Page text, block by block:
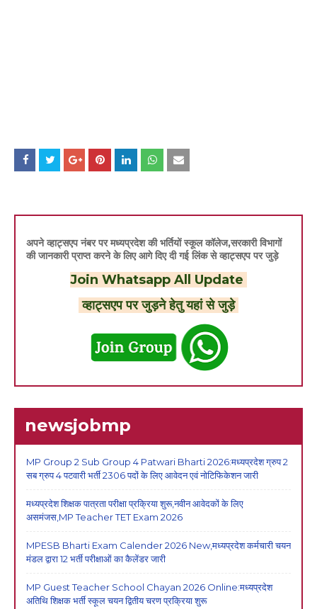
अपने व्हाट्सएप नंबर पर मध्यप्रदेश की भर्तियों स्कूल कॉलेज,सरकारी विभागों
की जानकारी प्राप्त करने के लिए आगे दिए दी गई लिंक से व्हाट्सएप पर जुड़े
Join Whatsapp All Update
व्हाट्सएप पर जुड़ने हेतु यहां से जुड़े
newsjobmp
MP Group 2 Sub Group 4 Patwari Bharti 2026:मध्यप्रदेश ग्रुप 2
सब ग्रुप 4 पटवारी भर्ती 2306 पदों के लिए आवेदन एवं नोटिफिकेशन जारी
मध्यप्रदेश शिक्षक पात्रता परीक्षा प्रक्रिया शुरू,नवीन आवेदकों के लिए
असमंजस,MP Teacher TET Exam 2026
MPESB Bharti Exam Calender 2026 New,मध्यप्रदेश कर्मचारी चयन
मंडल द्वारा 12 भर्ती परीक्षाओं का कैलेंडर जारी
MP Guest Teacher School Chayan 2026 Online:मध्यप्रदेश
अतिथि शिक्षक भर्ती स्कूल चयन द्वितीय चरण प्रक्रिया शुरू